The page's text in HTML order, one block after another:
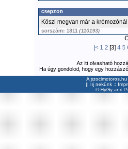
csepzon
Köszi megvan már a
sorszám: 1811 (110193)
|< 1 2 [3] 4 5
Az itt olvasható
Ha úgy gondolod, hogy egy
A
|| Írj nekünk ::
©HyGyand